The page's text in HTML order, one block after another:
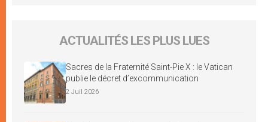
ACTUALITÉS LES PLUS LUES
Sacres de la Fraternité Saint-Pie X : le Vatican
publie le décret d’excommunication
2 Juil 2026